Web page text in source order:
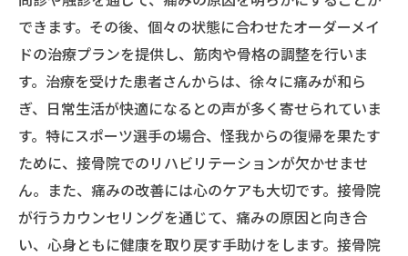
できます。その後、個々の状態に合わせたオーダーメイ
ドの治療プランを提供し、筋肉や骨格の調整を行いま
す。治療を受けた患者さんからは、徐々に痛みが和ら
ぎ、日常生活が快適になるとの声が多く寄せられていま
す。特にスポーツ選手の場合、怪我からの復帰を果たす
ために、接骨院でのリハビリテーションが欠かせませ
ん。また、痛みの改善には心のケアも大切です。接骨院
が行うカウンセリングを通じて、痛みの原因と向き合
い、心身ともに健康を取り戻す手助けをします。接骨院